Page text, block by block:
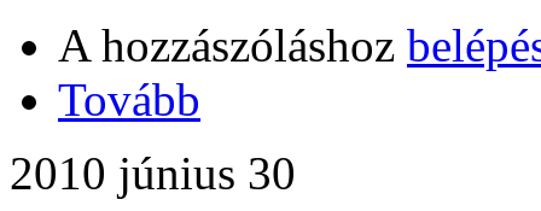
A hozzászóláshoz
Tovább
2010 június 30